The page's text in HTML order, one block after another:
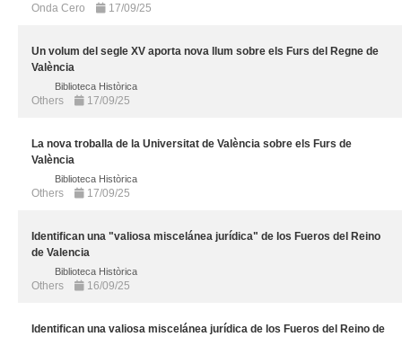
Onda Cero 17/09/25
Un volum del segle XV aporta nova llum sobre els Furs del Regne de
València
Biblioteca Històrica
Others 17/09/25
La nova troballa de la Universitat de València sobre els Furs de
València
Biblioteca Històrica
Others 17/09/25
Identifican una "valiosa miscelánea jurídica" de los Fueros del Reino
de Valencia
Biblioteca Històrica
Others 16/09/25
Identifican una valiosa miscelánea jurídica de los Fueros del Reino de